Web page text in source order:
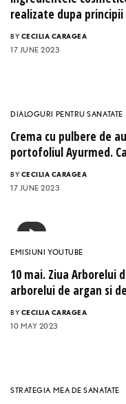
realizate dupa principii
BY CECILIA CARAGEA
17 JUNE 2023
DIALOGURI PENTRU SANATATE
Crema cu pulbere de
portofoliul Ayurmed.
BY CECILIA CARAGEA
17 JUNE 2023
EMISIUNI YOUTUBE
10 mai. Ziua Arborelui
arborelui de argan si
BY CECILIA CARAGEA
10 MAY 2023
STRATEGIA MEA DE SANATATE